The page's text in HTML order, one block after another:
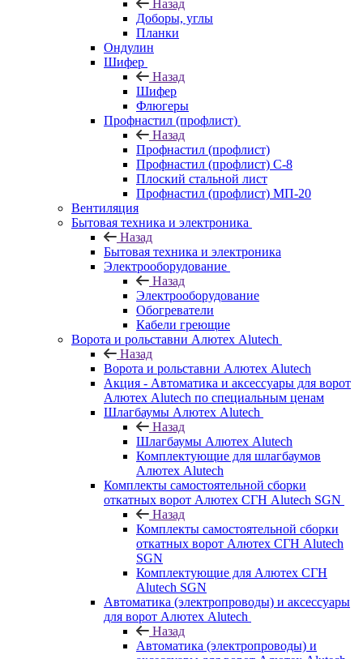
Назад
Доборы, углы
Планки
Ондулин
Шифер
Назад
Шифер
Флюгеры
Профнастил (профлист)
Назад
Профнастил (профлист)
Профнастил (профлист) С-8
Плоский стальной лист
Профнастил (профлист) МП-20
Вентиляция
Бытовая техника и электроника
Назад
Бытовая техника и электроника
Электрооборудование
Назад
Электрооборудование
Обогреватели
Кабели греющие
Ворота и рольставни Алютех Alutech
Назад
Ворота и рольставни Алютех Alutech
Акция - Автоматика и аксессуары для ворот
Алютех Alutech по специальным ценам
Шлагбаумы Алютех Alutech
Назад
Шлагбаумы Алютех Alutech
Комплектующие для шлагбаумов
Алютех Alutech
Комплекты самостоятельной сборки
откатных ворот Алютех СГН Alutech SGN
Назад
Комплекты самостоятельной сборки
откатных ворот Алютех СГН Alutech
SGN
Комплектующие для Алютех СГН
Alutech SGN
Автоматика (электропроводы) и аксессуары
для ворот Алютех Alutech
Назад
Автоматика (электропроводы) и